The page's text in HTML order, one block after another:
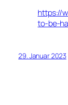
https://
to-be-
29. Januar 2023